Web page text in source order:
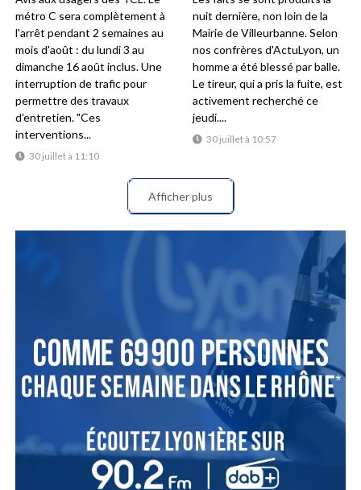
30 juillet à 11:10
métro C sera complètement à
l'arrêt pendant 2 semaines au
mois d'août : du lundi 3 au
dimanche 16 août inclus. Une
interruption de trafic pour
permettre des travaux
d'entretien. "Ces
interventions...
30 juillet à 10:57
nuit dernière, non loin de la
Mairie de Villeurbanne. Selon
nos confrères d'ActuLyon, un
homme a été blessé par balle.
Le tireur, qui a pris la fuite, est
activement recherché ce
jeudi....
Afficher plus